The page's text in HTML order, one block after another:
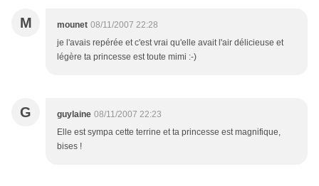
M mounet 08/11/2007 22:28
je l'avais repérée et c'est vrai qu'elle avait l'air délicieuse et
légère ta princesse est toute mimi :-)
G guylaine 08/11/2007 22:23
Elle est sympa cette terrine et ta princesse est magnifique,
bises !